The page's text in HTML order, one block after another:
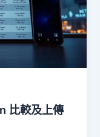
比較及上傳